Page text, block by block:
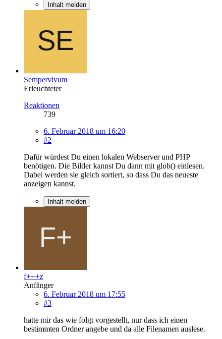
Inhalt melden
Sempervivum
Erleuchteter
Reaktionen
739
6. Februar 2018 um 16:20
#2
Dafür würdest Du einen lokalen Webserver und PHP
benötigen. Die Bilder kannst Du dann mit glob() einlesen.
Dabei werden sie gleich sortiert, so dass Du das neueste
anzeigen kannst.
Inhalt melden
f+++z
Anfänger
6. Februar 2018 um 17:55
#3
hatte mir das wie folgt vorgestellt, nur dass ich einen
bestimmten Ordner angebe und da alle Filenamen auslese.